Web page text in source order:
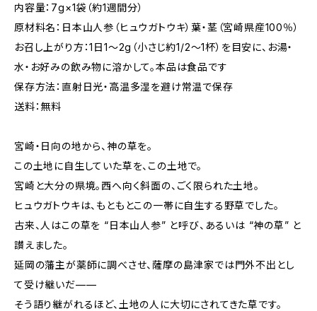
内容量：7g×1袋（約1週間分）
原材料名：日本山人参（ヒュウガトウキ）葉・茎（宮崎県産100％）
お召し上がり方：1日1〜2g（小さじ約1/2〜1杯）を目安に、お湯・
水・お好みの飲み物に溶かして。本品は食品です
保存方法：直射日光・高温多湿を避け常温で保存
送料：無料
宮崎・日向の地から、神の草を。
この土地に自生していた草を、この土地で。
宮崎と大分の県境。西へ向く斜面の、ごく限られた土地。
ヒュウガトウキは、もともとこの一帯に自生する野草でした。
古来、人はこの草を “日本山人参” と呼び、あるいは “神の草” と
讃えました。
延岡の藩主が薬師に調べさせ、薩摩の島津家では門外不出とし
て受け継いだ——
そう語り継がれるほど、土地の人に大切にされてきた草です。